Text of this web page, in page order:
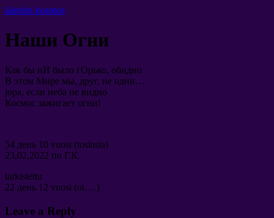
ääretön kosmos
Наши Огни
Как бы нИ было гОрько, обидно
В этом Мире мы, друг, не одни…
jopa, если неба не видно
Космос зажигает огни!
54 день 10 vuosi (tosiasia)
23,02,2022 по Г.К.
tarkistettu
22 день 12 vuosi (oi….)
Leave a Reply